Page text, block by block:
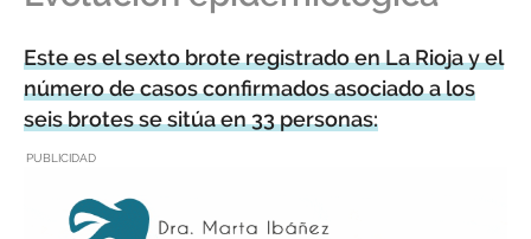
Este es el sexto brote registrado en La Rioja y el
número de casos confirmados asociado a los
seis brotes se sitúa en 33 personas:
PUBLICIDAD